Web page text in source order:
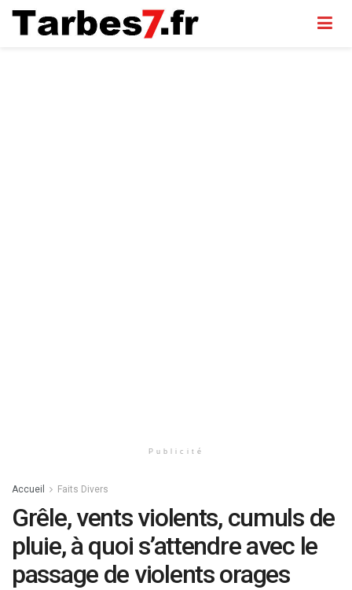
Publicité
Accueil Faits Divers
Grêle, vents violents, cumuls de
pluie, à quoi s’attendre avec le
passage de violents orages